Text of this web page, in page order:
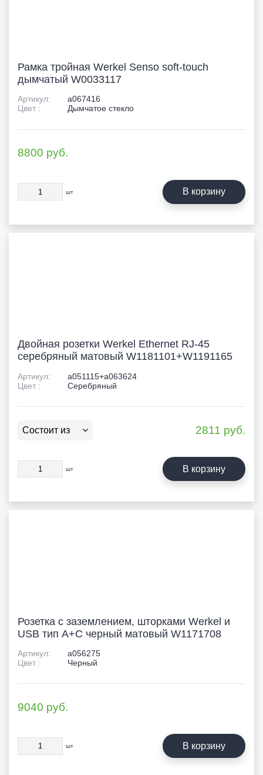
Рамка тройная Werkel Senso soft-touch
дымчатый W0033117
Артикул:
a067416
Цвет :
Дымчатое стекло
8800 руб.
шт В корзину
Двойная розетки Werkel Еthernet RJ-45
серебряный матовый W1181101+W1191165
Артикул:
a051115+a063624
Цвет :
Серебряный
Состоит из 2811 руб.
шт В корзину
Розетка с заземлением, шторками Werkel и
USB тип A+C черный матовый W1171708
Артикул:
a056275
Цвет :
Черный
9040 руб.
шт В корзину